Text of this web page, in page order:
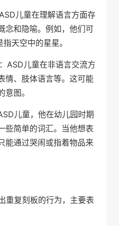
儿童在理解语言方面存
念和隐喻。例如，他们可
天空中的星星。
ASD儿童在非语言交流方
情、肢体语言等。这可能
图。
儿童，他在幼儿园时期
些简单的词汇。当他想表
能通过哭闹或指着物品来
重复刻板的行为，主要表